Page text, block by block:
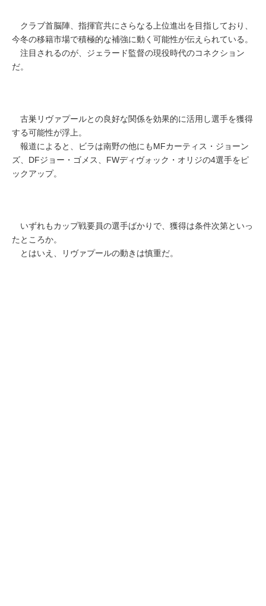
クラブ首脳陣、指揮官共にさらなる上位進出を目指しており、
今冬の移籍市場で積極的な補強に動く可能性が伝えられている。
注目されるのが、ジェラード監督の現役時代のコネクション
だ。
古巣リヴァプールとの良好な関係を効果的に活用し選手を獲得
する可能性が浮上。
報道によると、ビラは南野の他にもMFカーティス・ジョーン
ズ、DFジョー・ゴメス、FWディヴォック・オリジの4選手をピ
ックアップ。
いずれもカップ戦要員の選手ばかりで、獲得は条件次第といっ
たところか。
とはいえ、リヴァプールの動きは慎重だ。